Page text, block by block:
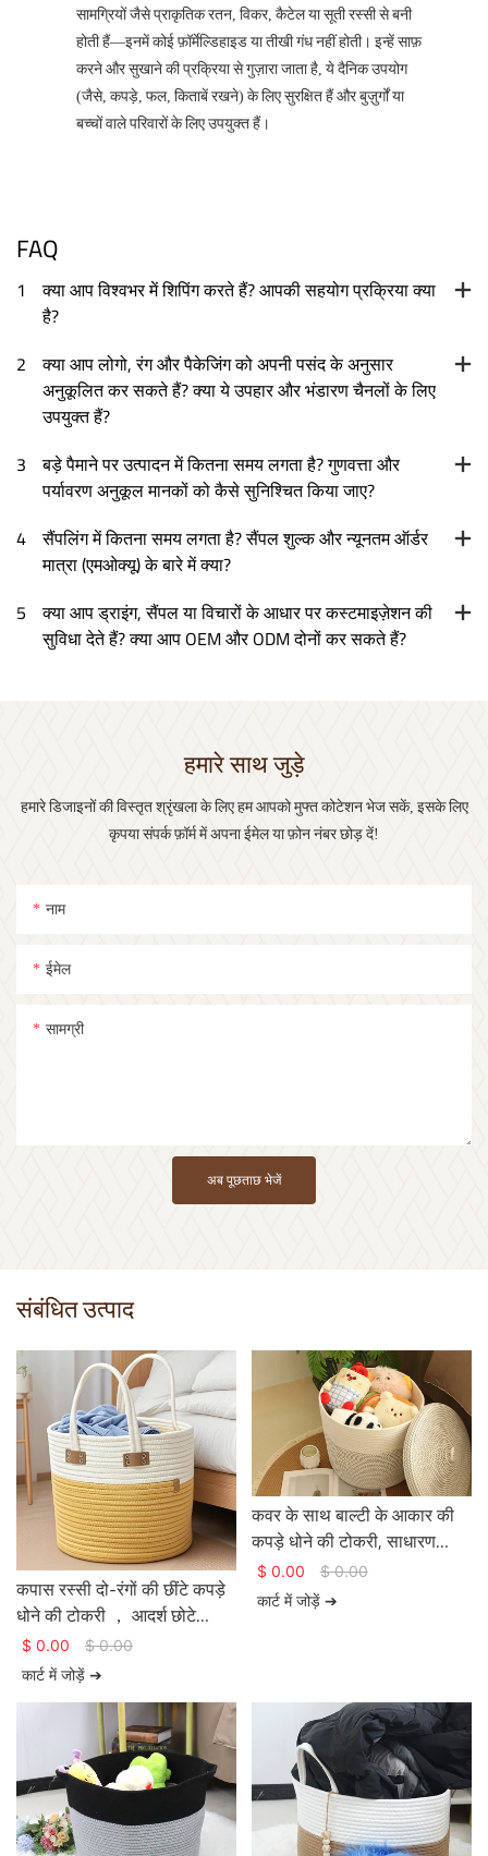
सामग्रियों जैसे प्राकृतिक रतन, विकर, कैटेल या सूती रस्सी से बनी
होती हैं—इनमें कोई फ़ॉर्मेल्डिहाइड या तीखी गंध नहीं होती। इन्हें साफ़
करने और सुखाने की प्रक्रिया से गुज़ारा जाता है, ये दैनिक उपयोग
(जैसे, कपड़े, फल, किताबें रखने) के लिए सुरक्षित हैं और बुज़ुर्गों या
बच्चों वाले परिवारों के लिए उपयुक्त हैं।
FAQ
1 क्या आप विश्वभर में शिपिंग करते हैं? आपकी सहयोग प्रक्रिया क्या
है?
2 क्या आप लोगो, रंग और पैकेजिंग को अपनी पसंद के अनुसार
अनुकूलित कर सकते हैं? क्या ये उपहार और भंडारण चैनलों के लिए
उपयुक्त हैं?
3 बड़े पैमाने पर उत्पादन में कितना समय लगता है? गुणवत्ता और
पर्यावरण अनुकूल मानकों को कैसे सुनिश्चित किया जाए?
4 सैंपलिंग में कितना समय लगता है? सैंपल शुल्क और न्यूनतम ऑर्डर
मात्रा (एमओक्यू) के बारे में क्या?
5 क्या आप ड्राइंग, सैंपल या विचारों के आधार पर कस्टमाइज़ेशन की
सुविधा देते हैं? क्या आप OEM और ODM दोनों कर सकते हैं?
हमारे साथ जुड़े
हमारे डिजाइनों की विस्तृत श्रृंखला के लिए हम आपको मुफ्त कोटेशन भेज सकें, इसके लिए
कृपया संपर्क फ़ॉर्म में अपना ईमेल या फ़ोन नंबर छोड़ दें!
नाम
ईमेल
सामग्री
अब पूछताछ भेजें
संबंधित उत्पाद
कपास रस्सी दो-रंगों की छींटे कपड़े
धोने की टोकरी ， आदर्श छोटे
आकार का भंडारण समाधान
$ 0.00 $0.00
कार्ट में जोड़ें ➔
कवर के साथ बाल्टी के आकार की
कपड़े धोने की टोकरी, साधारण
डिजाइन वाली सूती रस्सी से कपड़े
धोने की संग्रह टोकरी - बास्केट जेम
$ 0.00 $0.00
कार्ट में जोड़ें ➔